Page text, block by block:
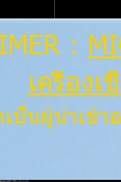
:
เครื่อง
ป็นผู้นำเข้